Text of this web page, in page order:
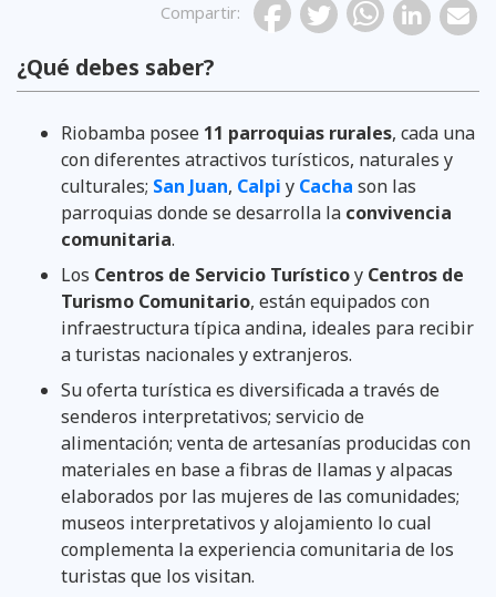
Compartir:
¿Qué debes saber?
Riobamba posee 11 parroquias rurales, cada una
con diferentes atractivos turísticos, naturales y
culturales; San Juan, Calpi y Cacha son las
parroquias donde se desarrolla la convivencia
comunitaria.
Los Centros de Servicio Turísticoy Centros de
Turismo Comunitario, están equipados con
infraestructura típica andina, ideales para recibir
a turistas nacionales y extranjeros.
Su oferta turística es diversificada a través de
senderos interpretativos; servicio de
alimentación; venta de artesanías producidas con
materiales en base a fibras de llamas y alpacas
elaborados por las mujeres de las comunidades;
museos interpretativos y alojamiento lo cual
complementa la experiencia comunitaria de los
turistas que los visitan.